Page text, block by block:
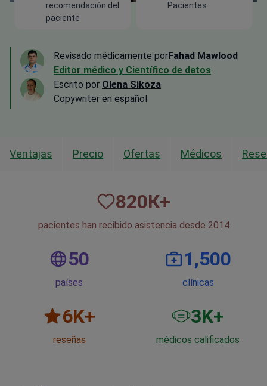
recomendación del
paciente
Pacientes
Revisado médicamente porFahad Mawlood
Editor médico y Científico de datos
Escrito por Olena Sikoza
Сopywriter en español
Ventajas Precio Ofertas Médicos
820К+
pacientes han recibido asistencia desde 2014
50
países
1,500
clínicas
6K+
reseñas
3K+
médicos calificados